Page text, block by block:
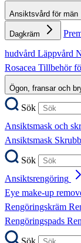
Ansiktsvård för män
Dagkräm
hudvård Läppvård
Rosacea Tillbehör
Ögon, fransar och
Sök
Ansiktsmask och
Ansiktsmask Skrubb
Sök
Ansiktsrengöring
Eye make-up
Rengöringskräm
Rengöringspads